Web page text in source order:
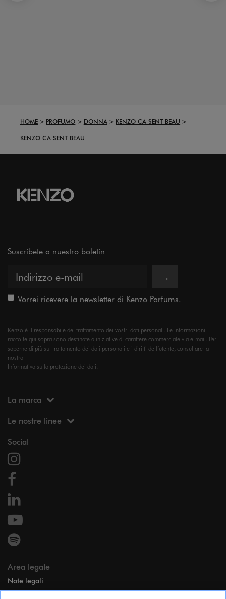
HOME PROFUMO DONNA
KENZO CA SENT BEAU
KENZO CA SENT BEAU
Suscríbete a nuestro boletín
→
Vorrei ricevere la newsletter di Kenzo Parfums.
Kenzo è il responsabile del trattamento dei vostri dati personali. Le informazioni
raccolte qui sopra sono destinate a iniziative di carattere commerciale via e-mail. Per
saperne di più sul trattamento dei dati personali e i diritti dell’utente, consultare la
nostra
Informativa sulla protezione dei dati.
La marca
Le nostre linee
Social
Area legale
Note legali
Dati personali